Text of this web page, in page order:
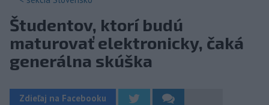
Študentov, ktorí budú
maturovať elektronicky, čaká
generálna skúška
Zdieľaj na Facebooku